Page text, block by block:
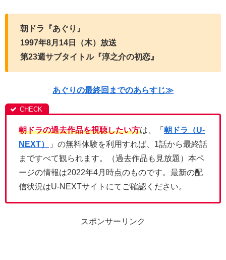
朝ドラ『あぐり』
1997年8月14日（木）放送
第23週サブタイトル『淳之介の初恋』
あぐりの最終回までのあらすじ≫
朝ドラの過去作品を視聴したい方は、「 朝ドラ（U-
NEXT）
」の無料体験を利用すれば、1話から最終話
まですべて観られます。（過去作品も見放題）本ペ
ージの情報は2022年4月時点のものです。最新の配
信状況はU-NEXTサイトにてご確認ください。
スポンサーリンク